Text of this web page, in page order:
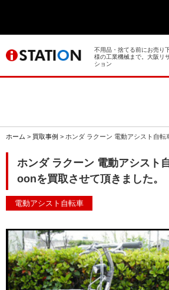
不用品・捨てる前にお売り
様の工業機械まで。大阪リ
ション
ホーム > 買取事例 > ホンダ ラクーン 電動アシスト自転
ホンダ ラクーン 電動アシスト
oonを買取させて頂きました。
電動アシスト自転車
> 出張買取
> 選ばれる理
> 遺品整理
> 工場閉鎖